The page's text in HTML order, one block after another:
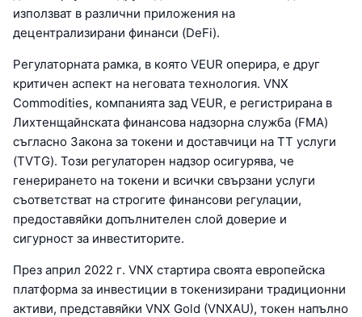
използват в различни приложения на
децентрализирани финанси (DeFi).
Регулаторната рамка, в която VEUR оперира, е друг
критичен аспект на неговата технология. VNX
Commodities, компанията зад VEUR, е регистрирана в
Лихтенщайнската финансова надзорна служба (FMA)
съгласно Закона за токени и доставчици на TT услуги
(TVTG). Този регулаторен надзор осигурява, че
генерирането на токени и всички свързани услуги
съответстват на строгите финансови регулации,
предоставяйки допълнителен слой доверие и
сигурност за инвеститорите.
През април 2022 г. VNX стартира своята европейска
платформа за инвестиции в токенизирани традиционни
активи, представяйки VNX Gold (VNXAU), токен напълно